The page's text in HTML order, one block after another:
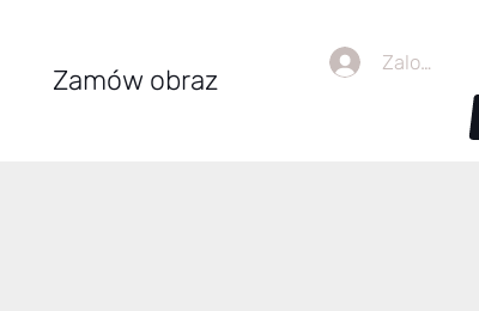
Zamów obraz
Zaloguj się